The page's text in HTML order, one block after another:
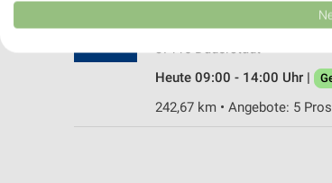
Tchibo Filiale mit Kaffee Bar
Marktstrasse 34
37115 Duderstadt
Heute 09:00 - 14:00 Uhr |
242,67 km • Angebote: 5
Erstellung von Profilen für personalisierte Werbung
Erstellung von Profilen zur Personalisierung von